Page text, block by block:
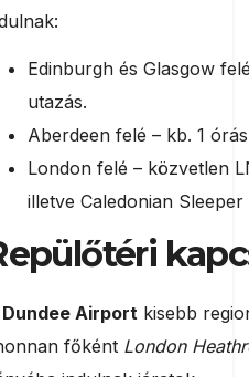
Edinburgh és Glasgow
utazás.
Aberdeen felé – kb. 1
London felé – közvetlen
illetve Caledonian
Dundee Airport kisebb
főként London